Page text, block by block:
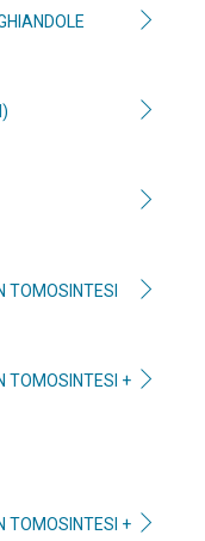
TOMOSINTESI
TOMOSINTESI +
TOMOSINTESI +